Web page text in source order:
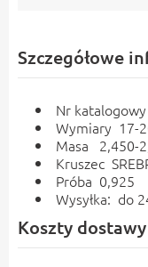
Szczegółowe
Nr
Wymiary 17-
Masa 2,450-
Kruszec
Próba 0,925
Wysyłka: do
Koszty dostawy